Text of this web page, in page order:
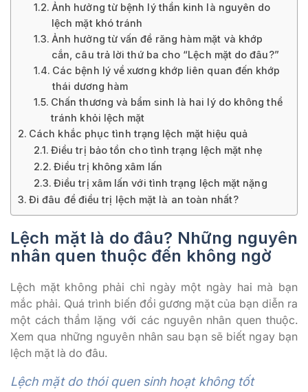
Ảnh hưởng từ bệnh lý thần kinh là nguyên do
lệch mặt khó tránh
Ảnh hưởng từ vấn đề răng hàm mặt và khớp
cắn, câu trả lời thứ ba cho “Lệch mặt do đâu?”
Các bệnh lý về xương khớp liên quan đến khớp
thái dương hàm
Chấn thương và bẩm sinh là hai lý do không thể
tránh khỏi lệch mặt
Cách khắc phục tình trạng lệch mặt hiệu quả
Điều trị bảo tồn cho tình trạng lệch mặt nhẹ
Điều trị không xâm lấn
Điều trị xâm lấn với tình trạng lệch mặt nặng
Đi đâu để điều trị lệch mặt là an toàn nhất?
Lệch mặt là do đâu? Những nguyên
nhân quen thuộc đến không ngờ
Lệch mặt không phải chỉ ngày một ngày hai mà bạn
mắc phải. Quá trình biến đổi gương mặt của bạn diễn ra
một cách thầm lặng với các nguyên nhân quen thuộc.
Xem qua những nguyên nhân sau bạn sẽ biết ngay bạn
lệch mặt là do đâu.
Lệch mặt do thói quen sinh hoạt không tốt